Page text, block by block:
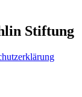
Stiftung